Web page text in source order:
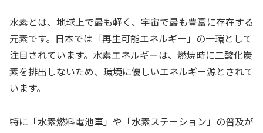
水素とは、地球上で最も軽く、宇宙で最も豊富に存在する
元素です。日本では「再生可能エネルギー」の一環として
注目されています。水素エネルギーは、燃焼時に二酸化炭
素を排出しないため、環境に優しいエネルギー源とされて
います。
特に「水素燃料電池車」や「水素ステーション」の普及が